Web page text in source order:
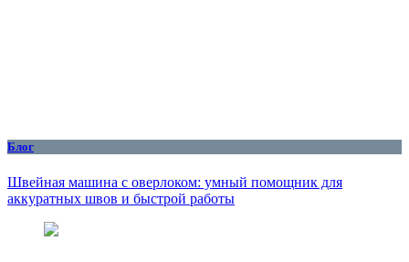
Блог
Швейная машина с оверлоком: умный помощник для
аккуратных швов и быстрой работы